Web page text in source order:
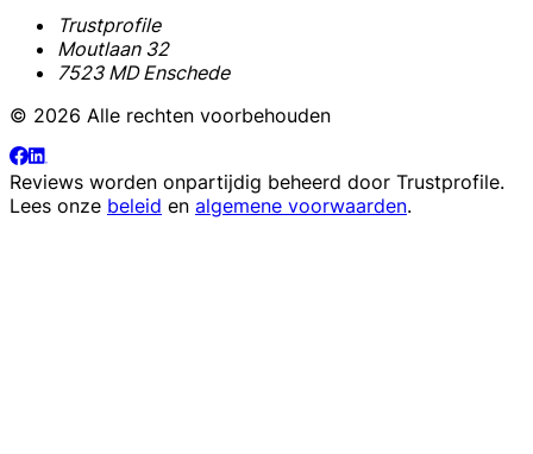
Trustprofile
Moutlaan 32
7523 MD Enschede
© 2026 Alle rechten voorbehouden
Reviews worden onpartijdig beheerd door Trustprofile.
Lees onze beleid en algemene voorwaarden.